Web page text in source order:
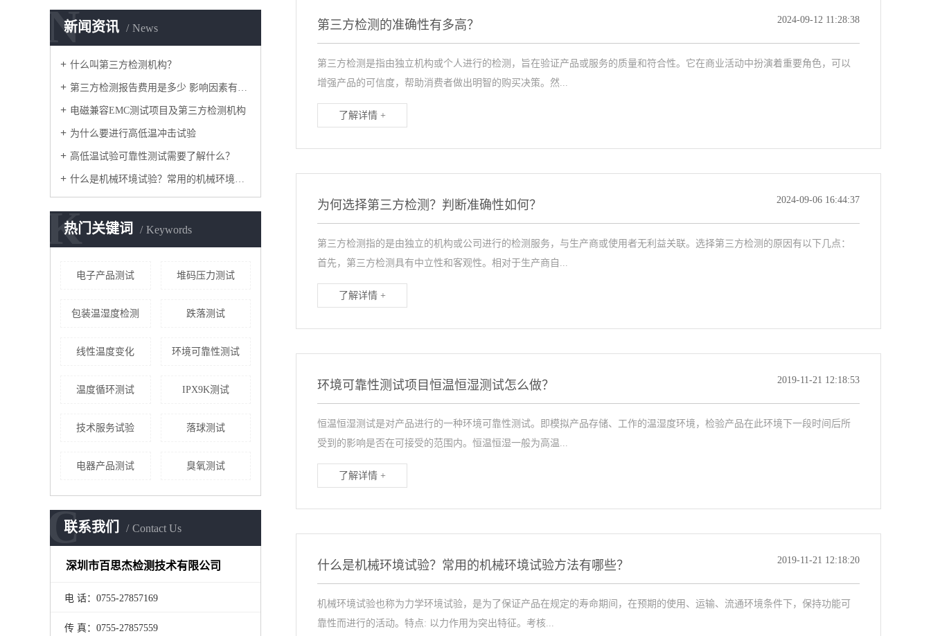
新闻资讯 News
N
什么叫第三方检测机构？
第三方检测报告费用是多少 影响因素有哪些
电磁兼容EMC测试项目及第三方检测机构
为什么要进行高低温冲击试验
高低温试验可靠性测试需要了解什么？
什么是机械环境试验？常用的机械环境试验方法有哪些？
热门关键词 Keywords
K
电子产品测试 堆码压力测试
包装温湿度检测 跌落测试
线性温度变化 环境可靠性测试
温度循环测试 IPX9K测试
技术服务试验 落球测试
电器产品测试 臭氧测试
联系我们 Contact Us
C
深圳市百思杰检测技术有限公司
电 话：0755-27857169
传 真：0755-27857559
第三方检测的准确性有多高？ 2024-09-12 11:28:38
第三方检测是指由独立机构或个人进行的检测，旨在验证产品或服务的质量和符合性。它在商业活动中扮演着重要角色，可以
增强产品的可信度，帮助消费者做出明智的购买决策。然...
了解详情 +
为何选择第三方检测？判断准确性如何？ 2024-09-06 16:44:37
第三方检测指的是由独立的机构或公司进行的检测服务，与生产商或使用者无利益关联。选择第三方检测的原因有以下几点：
首先，第三方检测具有中立性和客观性。相对于生产商自...
了解详情 +
环境可靠性测试项目恒温恒湿测试怎么做？ 2019-11-21 12:18:53
恒温恒湿测试是对产品进行的一种环境可靠性测试。即模拟产品存储、工作的温湿度环境，检验产品在此环境下一段时间后所
受到的影响是否在可接受的范围内。恒温恒湿一般为高温...
了解详情 +
什么是机械环境试验？常用的机械环境试验方法有哪些？ 2019-11-21 12:18:20
机械环境试验也称为力学环境试验，是为了保证产品在规定的寿命期间，在预期的使用、运输、流通环境条件下，保持功能可
靠性而进行的活动。特点: 以力作用为突出特征。考核...